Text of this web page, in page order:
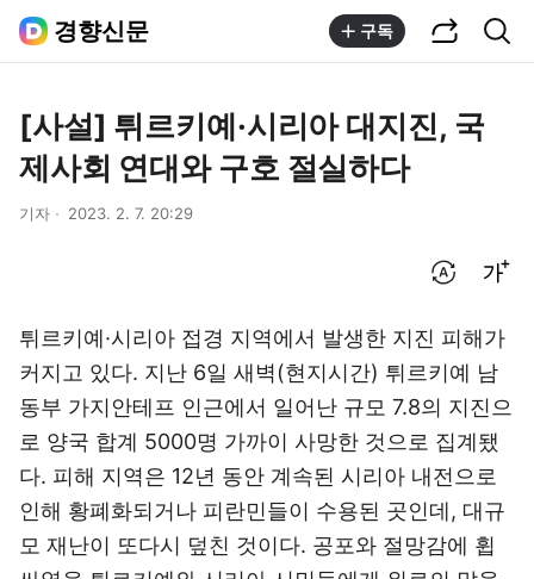
경향신문 구독
[사설] 튀르키예·시리아 대지진, 국
제사회 연대와 구호 절실하다
기자 2023. 2. 7. 20:29
튀르키예·시리아 접경 지역에서 발생한 지진 피해가
커지고 있다. 지난 6일 새벽(현지시간) 튀르키예 남
동부 가지안테프 인근에서 일어난 규모 7.8의 지진으
로 양국 합계 5000명 가까이 사망한 것으로 집계됐
다. 피해 지역은 12년 동안 계속된 시리아 내전으로
인해 황폐화되거나 피란민들이 수용된 곳인데, 대규
모 재난이 또다시 덮친 것이다. 공포와 절망감에 휩